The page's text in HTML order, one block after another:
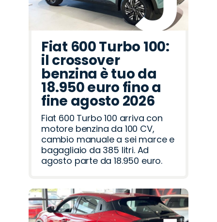
Fiat 600 Turbo 100:
il crossover
benzina è tuo da
18.950 euro fino a
fine agosto 2026
Fiat 600 Turbo 100 arriva con
motore benzina da 100 CV,
cambio manuale a sei marce e
bagagliaio da 385 litri. Ad
agosto parte da 18.950 euro.